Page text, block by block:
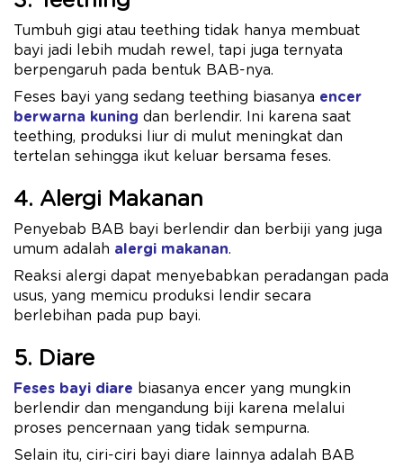
Tumbuh gigi atau teething tidak hanya membuat
bayi jadi lebih mudah rewel, tapi juga ternyata
berpengaruh pada bentuk BAB-nya.
Feses bayi yang sedang teething biasanya encer
berwarna kuning dan berlendir. Ini karena saat
teething, produksi liur di mulut meningkat dan
tertelan sehingga ikut keluar bersama feses.
4. Alergi Makanan
Penyebab BAB bayi berlendir dan berbiji yang juga
umum adalah alergi makanan.
Reaksi alergi dapat menyebabkan peradangan pada
usus, yang memicu produksi lendir secara
berlebihan pada pup bayi.
5. Diare
Feses bayi diare biasanya encer yang mungkin
berlendir dan mengandung biji karena melalui
proses pencernaan yang tidak sempurna.
Selain itu, ciri-ciri bayi diare lainnya adalah BAB